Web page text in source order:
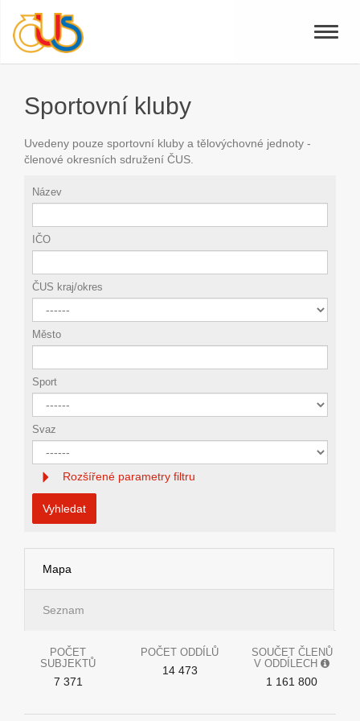
Toggle
Sportovní kluby
Uvedeny pouze sportovní kluby a tělovýchovné jednoty -
členové okresních sdružení ČUS.
Název
IČO
ČUS kraj/okres
Město
Sport
Svaz
Rozšířené parametry filtru
Vyhledat
Mapa
Seznam
POČET
SUBJEKTŮ
7 371
POČET ODDÍLŮ
14 473
SOUČET ČLENŮ
V ODDÍLECH
1 161 800